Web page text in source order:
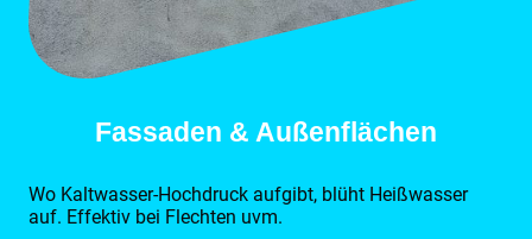
Fassaden & Außenflächen
Wo Kaltwasser-Hochdruck aufgibt, blüht Heißwasser
auf. Effektiv bei Flechten uvm.